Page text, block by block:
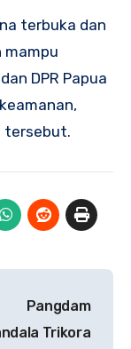
terbuka dan
mampu
DPR Papua
tersebut.
Pangdam
Trikora